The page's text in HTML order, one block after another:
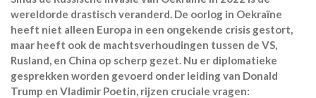
wereldorde drastisch veranderd. De oorlog in Oekraïne
heeft niet alleen Europa in een ongekende crisis gestort,
maar heeft ook de machtsverhoudingen tussen de VS,
Rusland, en China op scherp gezet. Nu er diplomatieke
gesprekken worden gevoerd onder leiding van Donald
Trump en Vladimir Poetin, rijzen cruciale vragen: